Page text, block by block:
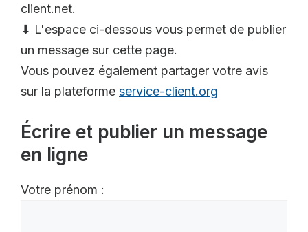
client.net.
⬇ L'espace ci-dessous vous permet de publier
un message sur cette page.
Vous pouvez également partager votre avis
sur la plateforme service-client.org
Écrire et publier un message
en ligne
Votre prénom :